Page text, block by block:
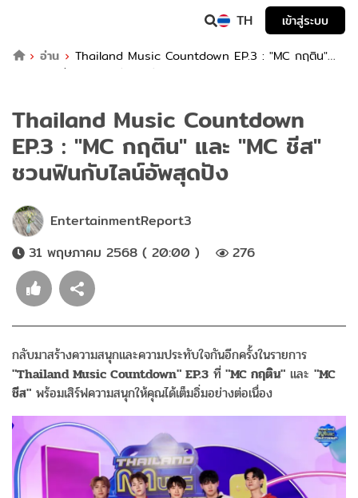
TH
เข้าสู่ระบบ
อ่าน
Thailand Music Countdown EP.3 : "MC กฤติน"
และ "MC ชีส" ชวนฟินกับไลน์อัพสุดปัง
Thailand Music Countdown
EP.3 : "MC กฤติน" และ "MC ชีส"
ชวนฟินกับไลน์อัพสุดปัง
EntertainmentReport3
31 พฤษภาคม 2568 ( 20:00 )
276
กลับมาสร้างความสนุกและความประทับใจกันอีกครั้งในรายการ
"Thailand Music Countdown" EP.3 ที่ "MC กฤติน" และ "MC
ชีส" พร้อมเสิร์ฟความสนุกให้คุณได้เต็มอิ่มอย่างต่อเนื่อง